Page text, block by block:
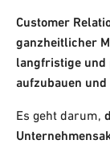
Customer
ganzheitlicher
langfristige und
aufzubauen
Es geht darum,